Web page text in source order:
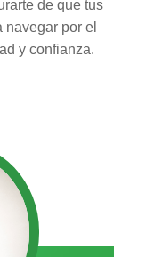
de que tus
por el
y confianza.